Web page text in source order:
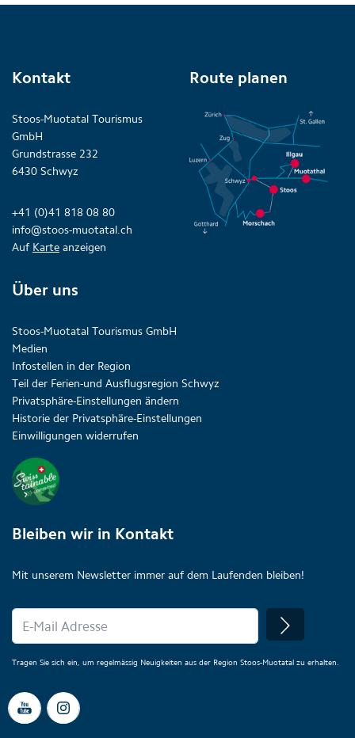
Kontakt
Stoos-Muotatal Tourismus
GmbH
Grundstrasse 232
6430 Schwyz
+41 (0)41 818 08 80
info@stoos-muotatal.ch
Auf Karte anzeigen
Route planen
Über uns
Stoos-Muotatal Tourismus GmbH
Medien
Infostellen in der Region
Teil der Ferien-und Ausflugsregion Schwyz
Privatsphäre-Einstellungen ändern
Historie der Privatsphäre-Einstellungen
Einwilligungen widerrufen
Bleiben wir in Kontakt
Mit unserem Newsletter immer auf dem Laufenden bleiben!
Tragen Sie sich ein, um regelmässig Neuigkeiten aus der Region Stoos-Muotatal zu erhalten.